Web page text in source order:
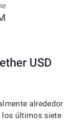
USD
alrededor
los últimos siete